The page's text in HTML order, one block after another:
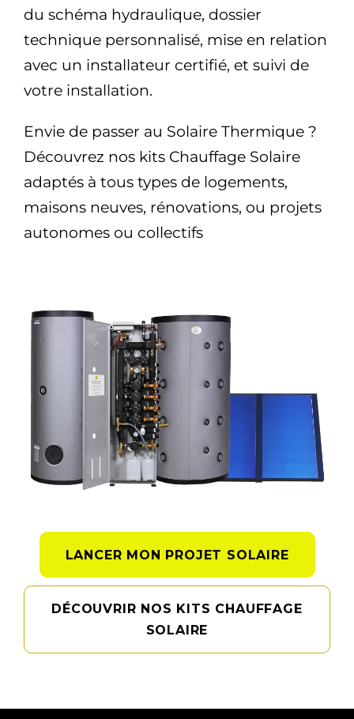
du schéma hydraulique, dossier
technique personnalisé, mise en relation
avec un installateur certifié, et suivi de
votre installation.
Envie de passer au Solaire Thermique ?
Découvrez nos kits Chauffage Solaire
adaptés à tous types de logements,
maisons neuves, rénovations, ou projets
autonomes ou collectifs
LANCER MON PROJET SOLAIRE
DÉCOUVRIR NOS KITS CHAUFFAGE
SOLAIRE